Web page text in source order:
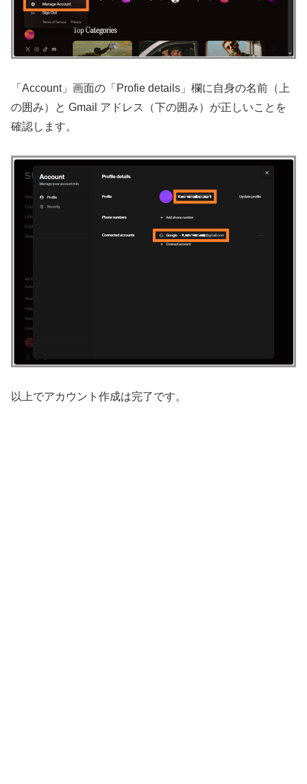
「Account」画面の「Profie details」欄に自身の名前（上
の囲み）と Gmail アドレス（下の囲み）が正しいことを
確認します。
以上でアカウント作成は完了です。